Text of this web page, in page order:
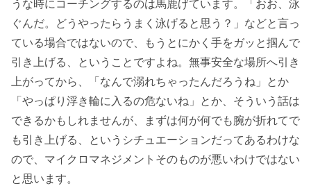
うな時にコーチングするのは馬鹿げています。「おお、泳
ぐんだ。どうやったらうまく泳げると思う？」などと言っ
ている場合ではないので、もうとにかく手をガッと掴んで
引き上げる、ということですよね。無事安全な場所へ引き
上がってから、「なんで溺れちゃったんだろうね」とか
「やっぱり浮き輪に入るの危ないね」とか、そういう話は
できるかもしれませんが、まずは何が何でも腕が折れてで
も引き上げる、というシチュエーションだってあるわけな
ので、マイクロマネジメントそのものが悪いわけではない
と思います。